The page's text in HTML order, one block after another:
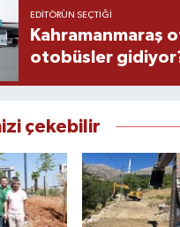
EDITÖRÜN SEÇTIĞI
Kahramanmaraş
otobüsler
çekebilir